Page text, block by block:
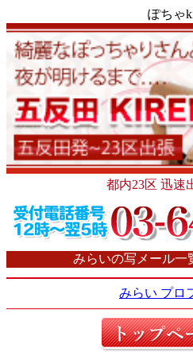
ぽちゃ
都内23区 迅速
みらいの写メール一
みらい プロ